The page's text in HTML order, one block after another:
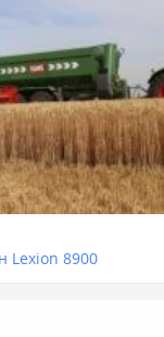
Lexion 8900